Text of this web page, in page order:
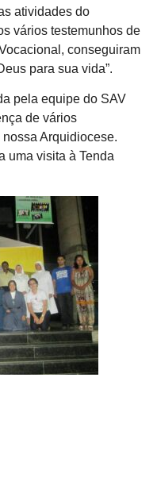
atividades do
vários testemunhos de
conseguiram
para sua vida”.
pela equipe do SAV
de vários
Arquidiocese.
uma visita à Tenda